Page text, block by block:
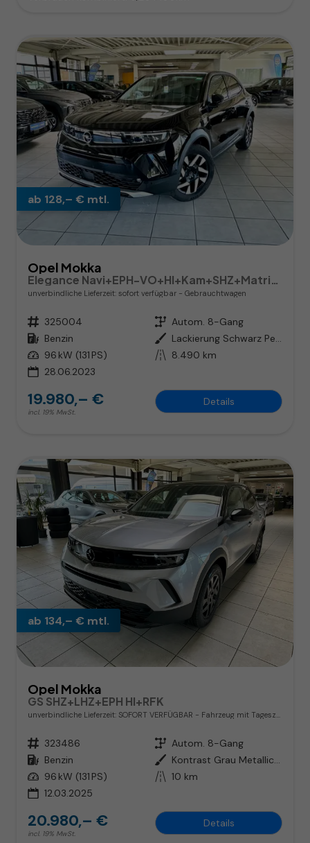
ab 128,– € mtl.
Opel Mokka
unverbindliche Lieferzeit: sofort verfügbar Gebrauchtwagen
Fahrzeugnr. 325004 Getriebe Autom. 8-Gang
Kraftstoff Benzin Außenfarbe
Lackierung Schwarz Perla Nera/Typ Außenverkleidung Metallic-Lackierung
Leistung 96 kW (131 PS) Kilometerstand 8.490 km
28.06.2023
19.980,– €
incl. 19% MwSt.
Details
ab 134,– € mtl.
Opel Mokka
GS SHZ+LHZ+EPH HI+RFK
unverbindliche Lieferzeit: SOFORT VERFÜGBAR Fahrzeug mit Tageszulassung
Fahrzeugnr. 323486 Getriebe Autom. 8-Gang
Kraftstoff Benzin Außenfarbe
Kontrast Grau Metallic / Dach: Schwarz
Leistung 96 kW (131 PS) Kilometerstand 10 km
12.03.2025
20.980,– €
incl. 19% MwSt.
Details